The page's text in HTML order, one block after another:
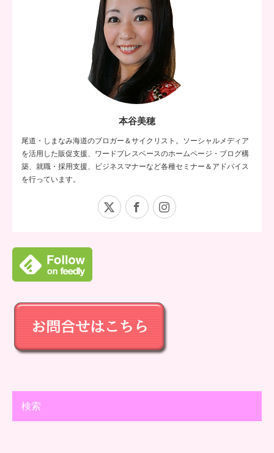
本谷美穂
尾道・しまなみ海道のブロガー＆サイクリスト。ソーシャルメディア
を活用した販促支援、ワードプレスベースのホームページ・ブログ構
築、就職・採用支援、ビジネスマナーなど各種セミナー＆アドバイス
を行っています。
Facebook
検索